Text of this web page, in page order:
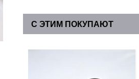
С ЭТИМ ПОКУПАЮТ